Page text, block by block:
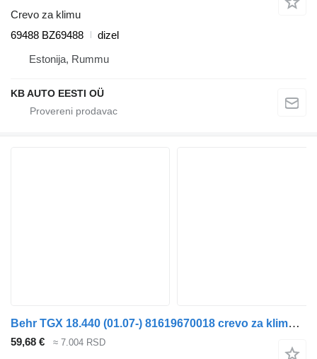
Crevo za klimu
69488 BZ69488
dizel
Estonija, Rummu
KB AUTO EESTI OÜ
Behr TGX 18.440 (01.07-) 81619670018 crevo za klimu za MAN TGL, TGM, TGS, TGX (2005-2021) tegljača
59,68 € ≈ 7.004 RSD